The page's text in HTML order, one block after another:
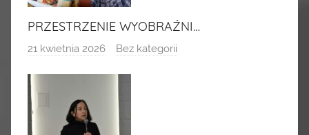
PRZESTRZENIE WYOBRAŹNI…
21 kwietnia 2026 Bez kategorii